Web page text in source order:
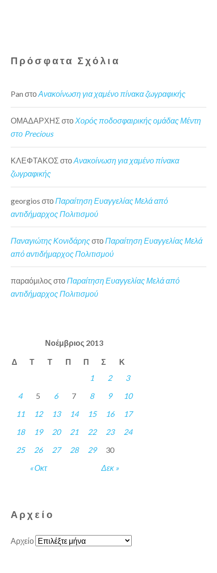
Πρόσφατα Σχόλια
Pan στοΑνακοίνωση για χαμένο πίνακα ζωγραφικής
ΟΜΑΔΑΡΧΗΣ στοΧορός ποδοσφαιρικής ομάδας Μέντη
στο Precious
ΚΛΕΦΤΑΚΟΣ στοΑνακοίνωση για χαμένο πίνακα
ζωγραφικής
georgios στο Παραίτηση Ευαγγελίας Μελά από
αντιδήμαρχος Πολιτισμού
Παναγιώτης ΚονιδάρηςστοΠαραίτηση Ευαγγελίας Μελά
από αντιδήμαρχος Πολιτισμού
παραόμιλος στοΠαραίτηση Ευαγγελίας Μελά από
αντιδήμαρχος Πολιτισμού
Νοέμβριος 2013
Δ Τ Τ Π Π Σ Κ
« Οκτ Δεκ »
1 2
3
4
5 6 7 8 9
10
11
12 13 14 15 16
17
18
19 20 21 22 23
24
25
26 27 28 29 30
Αρχείο
Αρχείο